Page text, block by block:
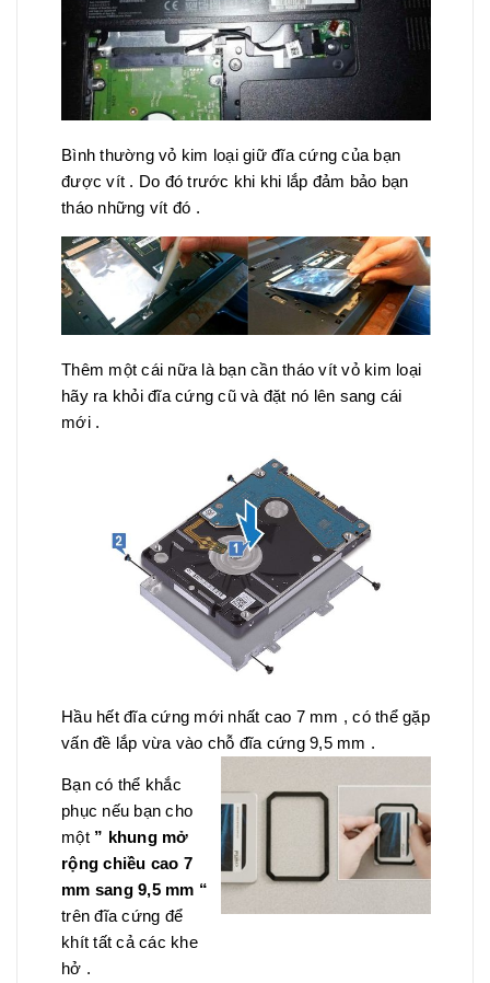
Bình thường vỏ kim loại giữ đĩa cứng của bạn
được vít . Do đó trước khi khi lắp đảm bảo bạn
tháo những vít đó .
Thêm một cái nữa là bạn cần tháo vít vỏ kim loại
hãy ra khỏi đĩa cứng cũ và đặt nó lên sang cái
mới .
Hầu hết đĩa cứng mới nhất cao 7 mm , có thể gặp
vấn đề lắp vừa vào chỗ đĩa cứng 9,5 mm .
Bạn có thể khắc
phục nếu bạn cho
một ” khung mở
rộng chiều cao 7
mm sang 9,5 mm “
trên đĩa cứng để
khít tất cả các khe
hở .